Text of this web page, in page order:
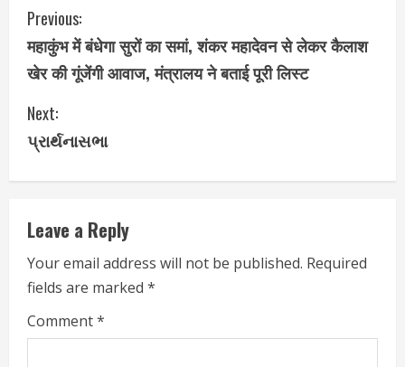
C
o
n
t
i
n
u
e
R
Previous:
महाकुंभ में बंधेगा सुरों का समां, शंकर महादेवन से लेकर कैलाश
खेर की गूंजेंगी आवाज, मंत्रालय ने बताई पूरी लिस्ट
Next:
પ્રાર્થનાસભા
Leave a Reply
Your email address will not be published. Required
fields are marked *
Comment*